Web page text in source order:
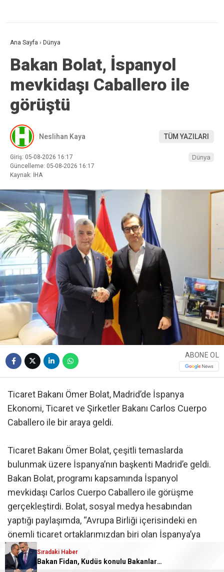
Ana Sayfa › Dünya
Bakan Bolat, İspanyol
mevkidaşı Caballero ile
görüştü
Neslihan Kaya TÜM YAZILARI
Giriş: 05-08-2026 16:17
Güncelleme: 05-08-2026 16:17
Kaynak: İHA
Dünya
ABONE OL
Ticaret Bakanı Ömer Bolat, Madrid’de İspanya
Ekonomi, Ticaret ve Şirketler Bakanı Carlos Cuerpo
Caballero ile bir araya geldi.
Ticaret Bakanı Ömer Bolat, çeşitli temaslarda
bulunmak üzere İspanya’nın başkenti Madrid’e geldi.
Bakan Bolat, programı kapsamında İspanyol
mevkidaşı Carlos Cuerpo Caballero ile görüşme
gerçekleştirdi. Bolat, sosyal medya hesabından
yaptığı paylaşımda, “Avrupa Birliği içerisindeki en
önemli ticaret ortaklarımızdan biri olan İspanya’ya
gerçekleştirdiğimiz ziyarette Madrid’de İspanya
Birinci Başbakan Yardımcısı ve Ekonomi, Ticaret ve
Sıradaki Haber
Bakan Fidan, Kudüs konulu Bakanlar Toplantısına katıldı